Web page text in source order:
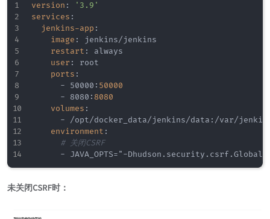
version :
'3.9'
services :
jenkins-app :
image :
jenkins/jenkins
restart :
always
user :
root
ports :
- 50000 : 50000
- 8080 : 8080
volumes :
- /opt/docker_data/jenkins/data : /var/
environment :
# 关闭CSRF
- JAVA_OPTS="-
未关闭CSRF时：